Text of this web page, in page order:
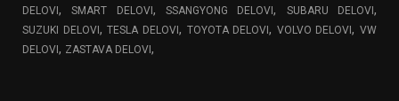
DELOVI ,SMART DELOVI ,SSANGYONG DELOVI, SUBARU DELOVI,
SUZUKI DELOVI ,TESLA DELOVI , TOYOTA DELOVI, VOLVO DELOVI, VW
DELOVI , ZASTAVA DELOVI ,